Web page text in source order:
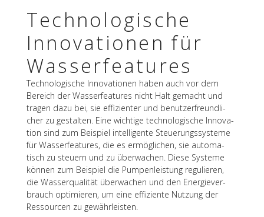
Tech­no­lo­gi­sche
Inno­va­tio­nen für
Wasserfeatures
Tech­no­lo­gi­sche Inno­va­tio­nen haben auch vor dem
Bereich der Wasser­fea­tures nicht Halt gemacht und
tragen dazu bei, sie effi­zi­en­ter und benut­zer­freund­li­
cher zu gestal­ten. Eine wich­tige tech­no­lo­gi­sche Inno­va­
tion sind zum Beispiel intel­li­gente Steue­rungs­sys­teme
für Wasser­fea­tures, die es ermög­li­chen, sie auto­ma­
tisch zu steu­ern und zu über­wa­chen. Diese Systeme
können zum Beispiel die Pumpen­leis­tung regu­lie­ren,
die Wasser­qua­li­tät über­wa­chen und den Ener­gie­ver­
brauch opti­mie­ren, um eine effi­zi­ente Nutzung der
Ressour­cen zu gewährleisten.